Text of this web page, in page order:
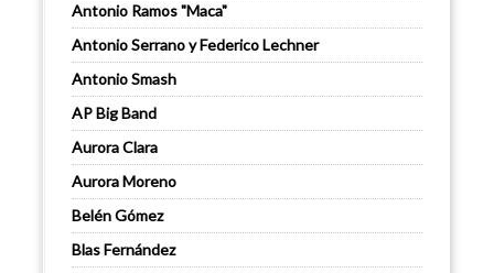
Antonio Ramos "Maca"
Antonio Serrano y Federico Lechner
Antonio Smash
AP Big Band
Aurora Clara
Aurora Moreno
Belén Gómez
Blas Fernández